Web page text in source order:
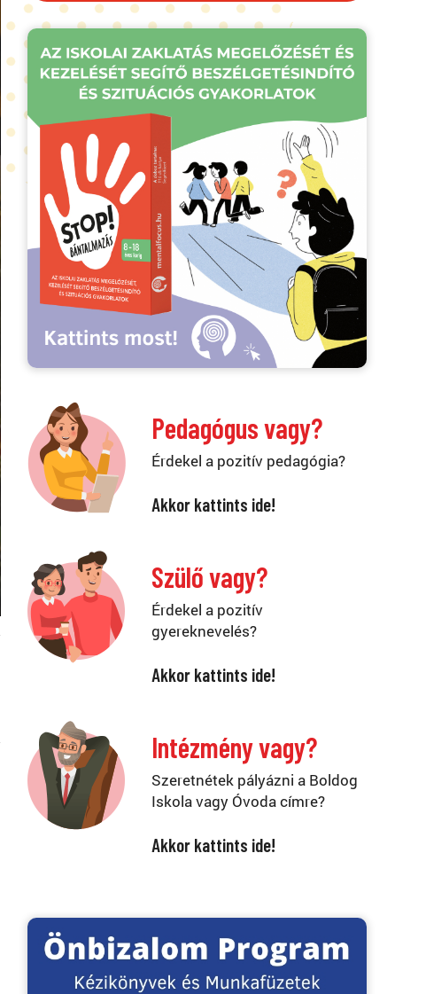
Pedagógus vagy?
Érdekel a pozitív pedagógia?
Akkor kattints ide!
Szülő vagy?
Érdekel a pozitív
gyereknevelés?
Akkor kattints ide!
Intézmény vagy?
Szeretnétek pályázni a Boldog
Iskola vagy Óvoda címre?
Akkor kattints ide!